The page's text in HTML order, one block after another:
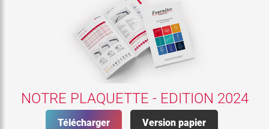
NOTRE PLAQUETTE - EDITION 2024
Télécharger Version papier